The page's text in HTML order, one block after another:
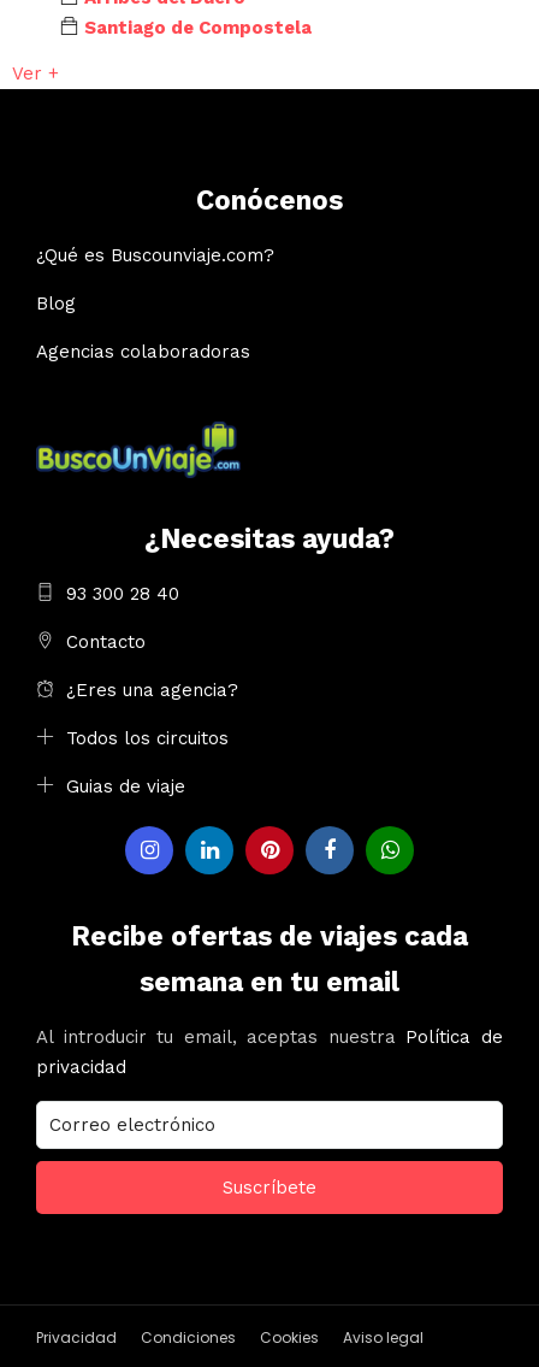
Santiago de Compostela
Ver +
Conócenos
¿Qué es Buscounviaje.com?
Blog
Agencias colaboradoras
¿Necesitas ayuda?
93 300 28 40
Contacto
¿Eres una agencia?
Todos los circuitos
Guias de viaje
Recibe ofertas de viajes cada
semana en tu email
Al introducir tu email, aceptas nuestra Política de
privacidad
Privacidad Condiciones Cookies Aviso legal